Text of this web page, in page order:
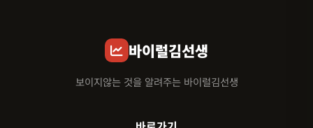
바이럴김선생
보이지않는 것을 알려주는 바이럴김선생